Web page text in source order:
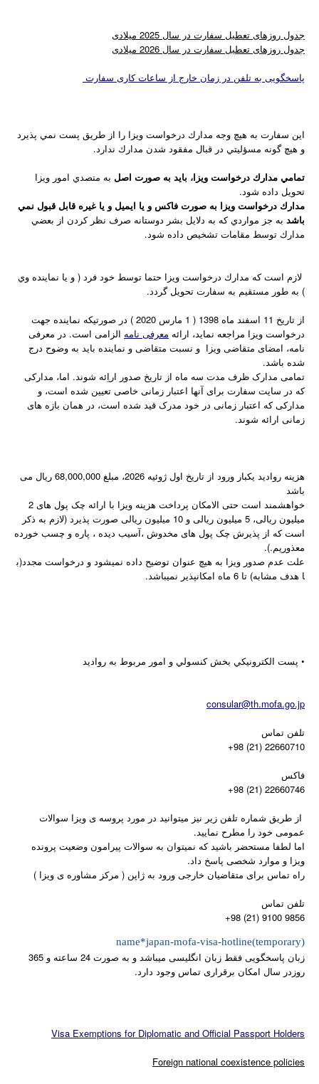
جدول روزهای تعطیل سفارت در سال 2025 میلادی
جدول روزهای تعطیل سفارت در سال 2026 میلادی
پاسخگویی به تلفن در زمان خارج از ساعات کاری سفارت
اين سفارت به هيچ وجه مدارك درخواست ويزا را از طريق پست نمي پذيرد
و هيچ گونه مسؤليتي در قبال مفقود شدن مدارك ندارد.
تمامي مدارك درخواست ويزا، بايد به صورت اصل به متصدي امور ويزا
تحويل داده شود.
مدارك درخواست ويزا به صورت فاكس و يا ايميل و يا غيره قابل قبول نمي
باشد به جز مواردي كه به دلايل بشر دوستانه صرف نظر كردن از بعضي
مدارك توسط مقامات تشخيص داده شود.
لازم است كه مدارك درخواست ويزا حتما توسط خود فرد ( و يا نماينده وي
) به طور مستقيم به سفارت تحويل گردد.
از تاریخ 11 اسفند ماه 1398 ( 1 مارس 2020 ) در صورتیکه نماینده جهت
درخواست ویزا مراجعه نماید، ارائه معرفی نامه الزامی است. در معرفی
نامه، امضای متقاضی ویزا و نسبت متقاضی و نماینده باید به وضوح درج
شده باشد.
تمامی مدارک ظرف مدت سه ماه از تاریخ صدور اراِئه شوند. اما، مدارکی
که در سایت سفارت برای آنها اعتبار زمانی خاصی تعیین شده است، و
مدارکی که اعتبار زمانی در خود مدرک قید شده است، در همان بازه های
زمانی ارائه شوند.
هزینه روادید یکبار ورود از تاریخ اول ژوئیه
2026، مبلغ 68,000,000 ریال می
باشد
خواهشمند است حتی الامکان پرداخت هزینه ویزا با ارائه چک پول های 2
میلیون ریالی، 5 میلیون ریالی و 10 میلیون ریالی صورت پذیرد (لازم به ذکر
است که از پذیرش چک پول های مخدوش ،آسیب دیده ، پاره و چسب خورده
معذوریم.).
علت عدم صدور ویزا به هیچ عنوان توضیح داده نمیشود و درخواست مجدد(ب
ا هدف مشابه) تا 6 ماه امکانپذیر نمیباشد.
• پست الكترونيكي بخش كنسولي و امور مربوط به رواديد
consular@th.mofa.go.jp
تلفن تماس
+98 (21) 22660710
فاكس
+98 (21) 22660746
از طریق شماره تلفن زیر نیز میتوانید در مورد پروسه ی ویزا سوالات
عمومی خود را مطرح نمایید.
اما لطفا مستحضر باشید که نمیتوان به سوالات پیرامون وضعیت پرونده
ویزا و موارد شخصی پاسخ داد.
راه تماس برای متقاضیان خارجی ورود به ژاپن ( مرکز مشاوره ی ویزا )
تلفن تماس
+98 (21) 9100 9856
name*japan-mofa-visa-hotline(temporary)
زبان پاسخگویی فقط زبان انگلیسی میباشد و به صورت 24 ساعته و 365
روزدر سال امکان برقراری تماس وجود دارد.
Visa Exemptions for Diplomatic and Official Passport Holders
Foreign national coexistence policies